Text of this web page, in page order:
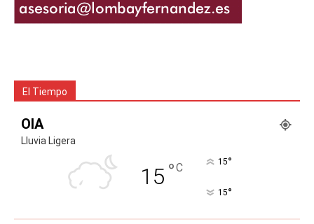
El Tiempo
OIA
Lluvia Ligera
15 °C 15°
15°